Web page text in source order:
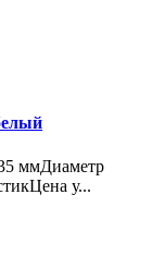
ммДиаметр
у...